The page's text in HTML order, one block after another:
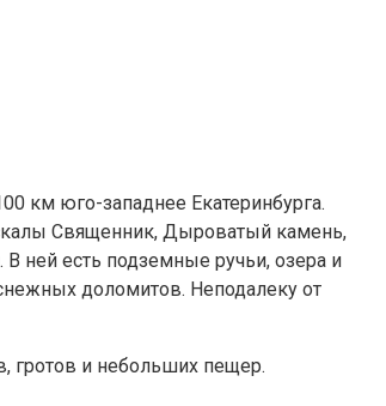
км юго-западнее Екатеринбурга.
Священник, Дыроватый камень,
ней есть подземные ручьи, озера и
доломитов. Неподалеку от
гротов и небольших пещер.